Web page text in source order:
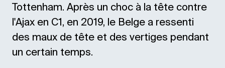
Tottenham. Après un choc à la tête contre
l'Ajax en C1, en 2019, le Belge a ressenti
des maux de tête et des vertiges pendant
un certain temps.